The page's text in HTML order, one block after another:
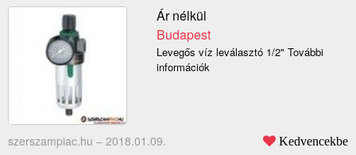
Ár nélkül
Budapest
Levegős víz leválasztó 1/2" További
információk
szerszampiac.hu – 2018.01.09. Kedvencekbe